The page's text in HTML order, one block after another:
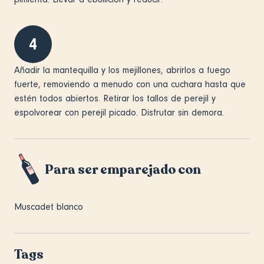
4
Añadir la mantequilla y los mejillones, abrirlos a fuego
fuerte, removiendo a menudo con una cuchara hasta que
estén todos abiertos. Retirar los tallos de perejil y
espolvorear con perejil picado. Disfrutar sin demora.
Para ser emparejado con
Muscadet blanco
Tags